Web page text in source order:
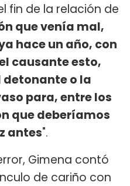
fin de la relación de
que venía mal,
hace un año, con
causante esto,
detonante o la
para, entre los
que deberíamos
antes".
Gimena contó
de cariño con